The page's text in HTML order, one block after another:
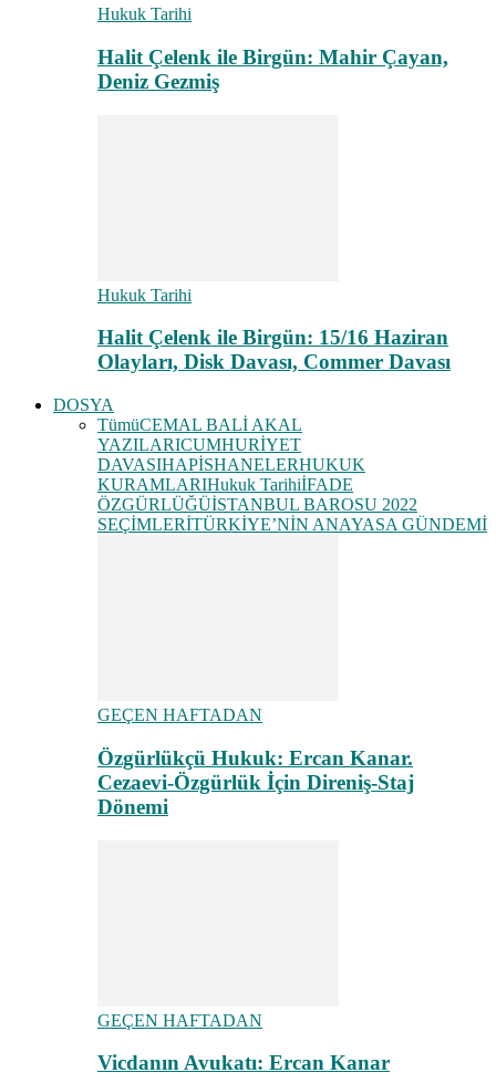
Hukuk Tarihi
Halit Çelenk ile Birgün: Mahir Çayan,
Deniz Gezmiş
Hukuk Tarihi
Halit Çelenk ile Birgün: 15/16 Haziran
Olayları, Disk Davası, Commer Davası
DOSYA
TümüCEMAL BALİ AKAL
YAZILARICUMHURİYET
DAVASIHAPİSHANELERHUKUK
KURAMLARIHukuk TarihiİFADE
ÖZGÜRLÜĞÜİSTANBUL BAROSU 2022
SEÇİMLERİTÜRKİYE’NİN ANAYASA GÜNDEMİ
GEÇEN HAFTADAN
Özgürlükçü Hukuk: Ercan Kanar.
Cezaevi-Özgürlük İçin Direniş-Staj
Dönemi
GEÇEN HAFTADAN
Vicdanın Avukatı: Ercan Kanar